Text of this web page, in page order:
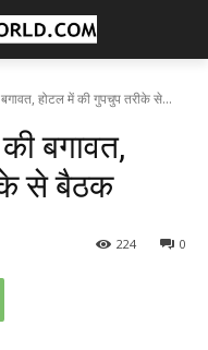
होटल में की गुपचुप तरीके से...
बगावत,
से बैठक
0
224